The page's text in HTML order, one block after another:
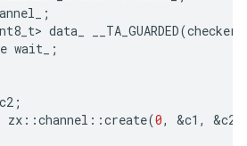
;
data_ __TA_GUARDED(checker_
wait_
;
c2 ;
zx ::channel ::create(0, &c1 , &c2